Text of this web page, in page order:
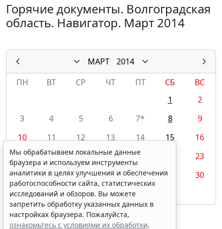
Горячие документы. Волгоградская
область. Навигатор. Март 2014
МАРТ
2014
ПН
ВТ СР ЧТ ПТ СБ
ВС
1
2
3
4 5 6 7* 8
9
10
11 12 13 14 15
16
17
18 19 20 21
23
24
25 26 27 28 29
30
31
Мы обрабатываем локальные данные
браузера и используем инструменты
аналитики в целях улучшения и обеспечения
работоспособности сайта, статистических
исследований и обзоров. Вы можете
запретить обработку указанных данных в
настройках браузера. Пожалуйста,
ознакомьтесь с условиями их обработки.